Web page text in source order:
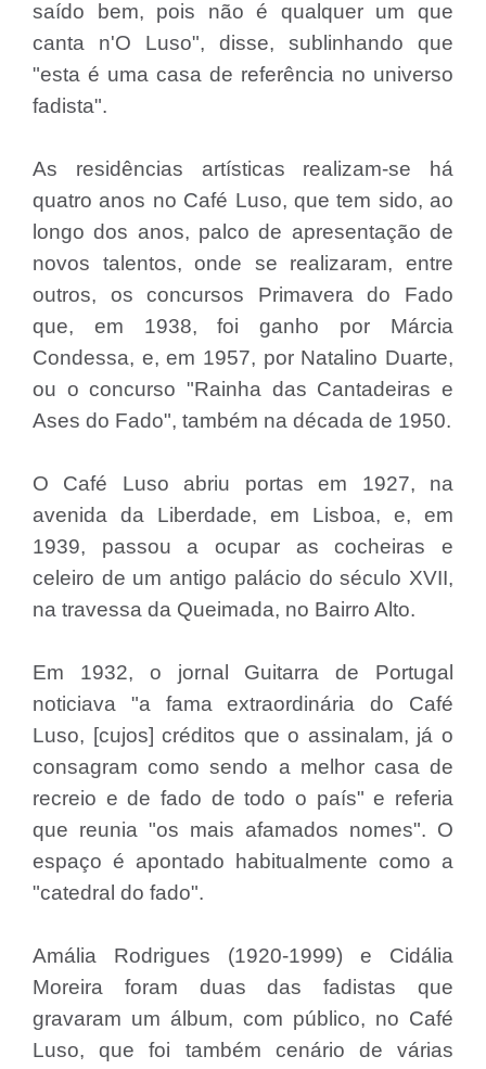
saído bem, pois não é qualquer um que
canta n'O Luso", disse, sublinhando que
"esta é uma casa de referência no universo
fadista".
As residências artísticas realizam-se há
quatro anos no Café Luso, que tem sido, ao
longo dos anos, palco de apresentação de
novos talentos, onde se realizaram, entre
outros, os concursos Primavera do Fado
que, em 1938, foi ganho por Márcia
Condessa, e, em 1957, por Natalino Duarte,
ou o concurso "Rainha das Cantadeiras e
Ases do Fado", também na década de 1950.
O Café Luso abriu portas em 1927, na
avenida da Liberdade, em Lisboa, e, em
1939, passou a ocupar as cocheiras e
celeiro de um antigo palácio do século XVII,
na travessa da Queimada, no Bairro Alto.
Em 1932, o jornal Guitarra de Portugal
noticiava "a fama extraordinária do Café
Luso, [cujos] créditos que o assinalam, já o
consagram como sendo a melhor casa de
recreio e de fado de todo o país" e referia
que reunia "os mais afamados nomes". O
espaço é apontado habitualmente como a
"catedral do fado".
Amália Rodrigues (1920-1999) e Cidália
Moreira foram duas das fadistas que
gravaram um álbum, com público, no Café
Luso, que foi também cenário de várias